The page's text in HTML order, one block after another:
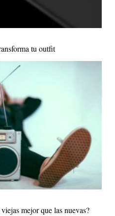
tu outfit
mejor que las nuevas?